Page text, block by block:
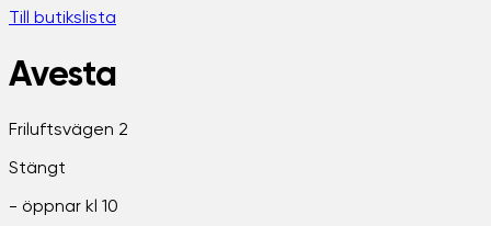
Till butikslista
Avesta
Friluftsvägen 2
Stängt
- öppnar kl 10